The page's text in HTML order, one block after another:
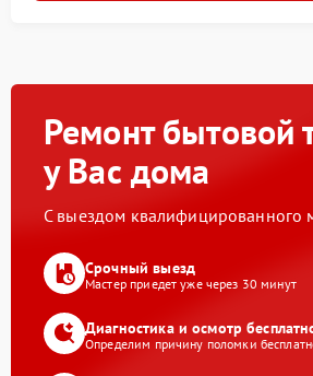
Ремонт бытовой
у Вас дома
С выездом квалифицированного
Срочный выезд
Мастер приедет уже через 30 минут
Диагностика и осмотр
Определим причину поломки